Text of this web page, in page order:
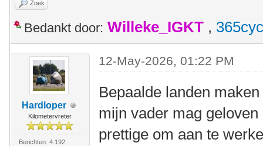
Zoek
Bedankt door: Willeke_IGKT ,
Hardloper
Kilometervreter
Berichten: 4.192
12-May-2026, 01:22 PM
Bepaalde landen
mijn vader mag
prettige om aan te